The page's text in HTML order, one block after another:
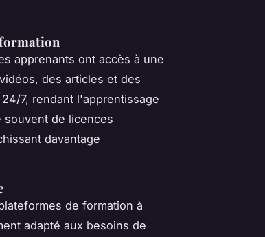
formation
apprenants ont accès à une
des articles et des
7, rendant l'apprentissage
souvent de licences
davantage
de formation à
adapté aux besoins de